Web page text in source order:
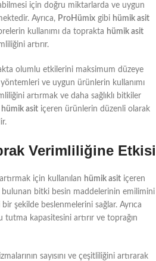
için doğru miktarlarda ve uygun
Ayrıca, ProHümix gibi hümik asit
kullanımı da toprakta hümik asit
artırır.
olumlu etkilerini maksimum düzeye
ve uygun ürünlerin kullanımı
artırmak ve daha sağlıklı bitkiler
hümik asit içeren ürünlerin düzenli olarak
Verimliliğine Etkisi
için kullanılan hümik asit içeren
bitki besin maddelerinin emilimini
şekilde beslenmelerini sağlar. Ayrıca
tutma kapasitesini artırır ve toprağın
sayısını ve çeşitliliğini artırarak